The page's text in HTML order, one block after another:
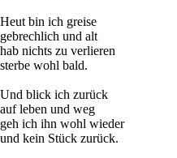
Heut bin ich greise
gebrechlich und alt
hab nichts zu verlieren
sterbe wohl bald.
Und blick ich zurück
auf leben und weg
geh ich ihn wohl wieder
und kein Stück zurück.